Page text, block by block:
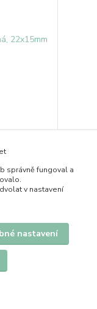
250 ks
správně fungoval a
v nastavení
nastavení